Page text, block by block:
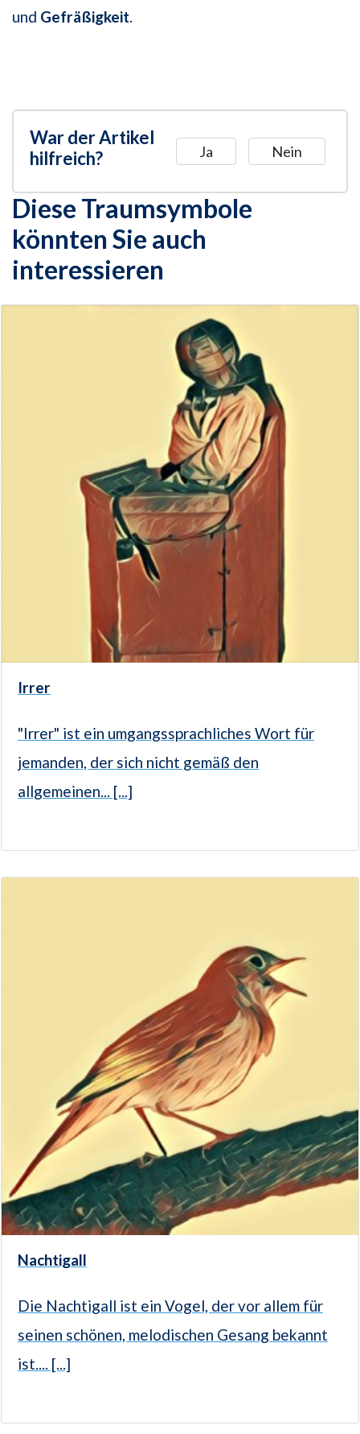
und Gefräßigkeit.
War der Artikel
hilfreich?
Ja Nein
Diese Traumsymbole
könnten Sie auch
interessieren
Irrer
"Irrer" ist ein umgangssprachliches Wort für
jemanden, der sich nicht gemäß den
allgemeinen... [...]
Nachtigall
Die Nachtigall ist ein Vogel, der vor allem für
seinen schönen, melodischen Gesang bekannt
ist.... [...]